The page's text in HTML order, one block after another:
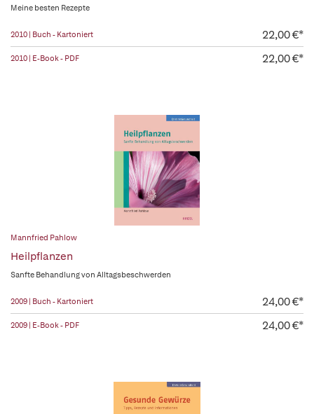
Meine besten Rezepte
2010 | Buch - Kartoniert 22,00 €*
2010 | E-Book - PDF 22,00 €*
Mannfried Pahlow
Heilpflanzen
Sanfte Behandlung von Alltagsbeschwerden
2009 | Buch - Kartoniert 24,00 €*
2009 | E-Book - PDF 24,00 €*